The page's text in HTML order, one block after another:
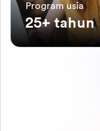
Program usia
25+ tahun